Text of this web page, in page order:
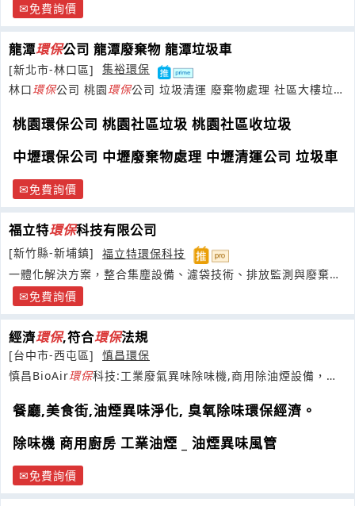
免費詢價
龍潭環保公司 龍潭廢棄物 龍潭垃圾車
[新北市-林口區]
集裕環保
林口環保公司 桃園環保公司 垃圾清運 廢棄物處理 社區大樓垃圾
桃園環保公司 桃園社區垃圾 桃園社區收垃圾
中壢環保公司 中壢廢棄物處理 中壢清運公司 垃圾車
免費詢價
福立特環保科技有限公司
[新竹縣-新埔鎮]
福立特環保科技
一體化解決方案，整合集塵設備、濾袋技術、排放監測與廢棄濾
袋回收免費詢價
經濟環保,符合環保法規
[台中市-西屯區]
慎昌環保
慎昌BioAir環保科技:工業廢氣異味除味機,商用除油煙設備，廢
餐廳,美食街,油煙異味淨化, 臭氧除味環保經濟。
除味機 商用廚房 工業油煙 _ 油煙異味風管
免費詢價